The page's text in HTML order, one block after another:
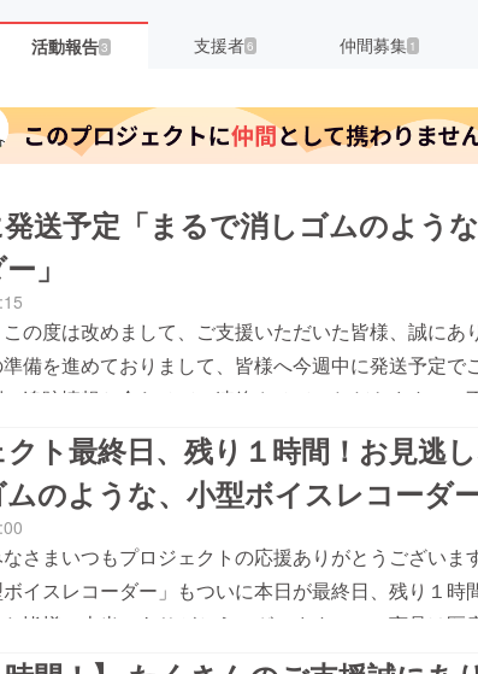
活動報告3 支援者6 仲間募集 1
送予定「まるで消しゴムのよう
」
の度は改めまして、ご支援いただいた皆様、誠にあ
備を進めておりまして、皆様へ今週中に発送予定で
追跡情報と合わせてご連絡させていただきます。ご
ら、いつでもご連絡いただけますと幸いです。引き
ト最終日、残り１時間！お見逃
のような、小型ボイスレコーダー
さまいつもプロジェクトの応援ありがとうございま
イスレコーダー」もついに本日が最終日、残り１時
皆様、本当にありがとうございます。この商品は医
ちやすく身を守るために、開発・お届けしてまいり